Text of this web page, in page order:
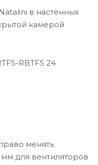
в настенных
камерой
RBTFS 24
менять
для вентиляторов